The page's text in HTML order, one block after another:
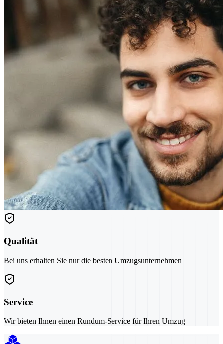
Qualität
Bei uns erhalten Sie nur die besten Umzugsunternehmen
Service
Wir bieten Ihnen einen Rundum-Service für Ihren Umzug